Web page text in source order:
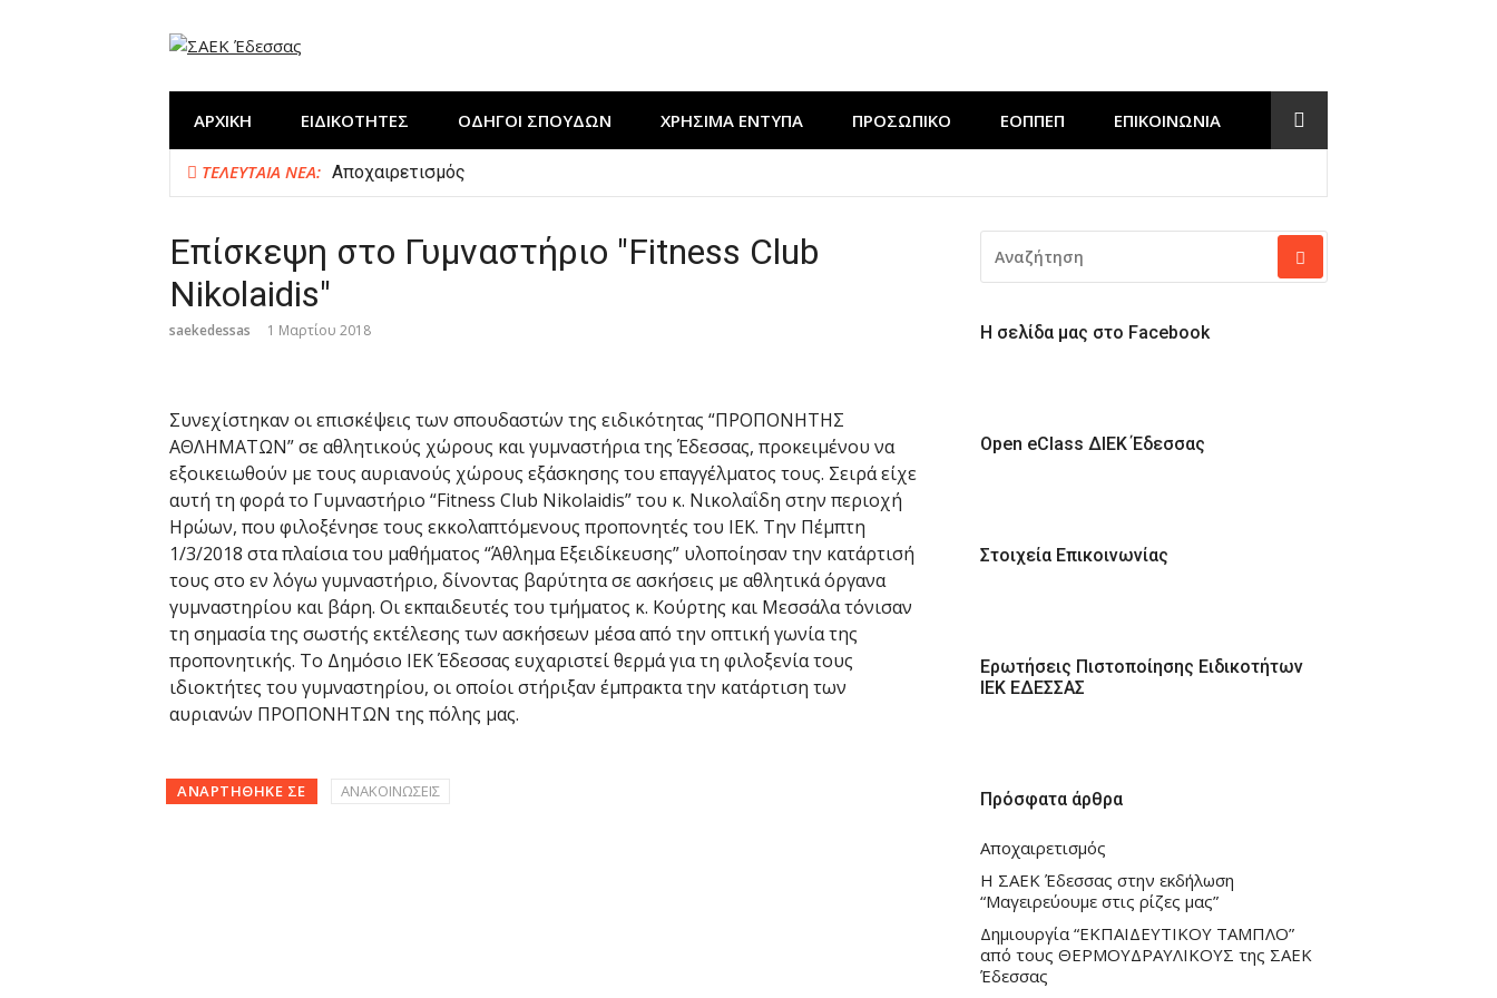
ΑΡΧΙΚΗ ΕΙΔΙΚΟΤΗΤΕΣ ΟΔΗΓΟΙ ΣΠΟΥΔΩΝ ΧΡΉΣΙΜΑ ΈΝΤΥΠΑ ΠΡΟΣΩΠΙΚΟ ΕΟΠΠΕΠ ΕΠΙΚΟΙΝΩΝΊΑ
ΤΕΛΕΥΤΑΊΑ ΝΈΑ: Αποχαιρετισμός
Η ΣΑΕΚ Έδεσσας στην εκδήλωση “Μαγειρεύουμε στις ρίζες μας”
Κλείσιμο χρονιάς με πράξη αγάπης για τους ΚΟΜΜΩΤΕΣ της ΣΑΕΚ Έδεσσας
Επίσκεψη στο Γυμναστήριο "Fitness Club
Nikolaidis"
saekedessas 1 Μαρτίου 2018
Συνεχίστηκαν οι επισκέψεις των σπουδαστών της ειδικότητας “ΠΡΟΠΟΝΗΤΗΣ
ΑΘΛΗΜΑΤΩΝ” σε αθλητικούς χώρους και γυμναστήρια της Έδεσσας, προκειμένου να
εξοικειωθούν με τους αυριανούς χώρους εξάσκησης του επαγγέλματος τους. Σειρά είχε
αυτή τη φορά το Γυμναστήριο “Fitness Club Nikolaidis” του κ. Νικολαΐδη στην περιοχή
Ηρώων, που φιλοξένησε τους εκκολαπτόμενους προπονητές του ΙΕΚ. Την Πέμπτη
1/3/2018 στα πλαίσια του μαθήματος “Άθλημα Εξειδίκευσης” υλοποίησαν την κατάρτισή
τους στο εν λόγω γυμναστήριο, δίνοντας βαρύτητα σε ασκήσεις με αθλητικά όργανα
γυμναστηρίου και βάρη. Οι εκπαιδευτές του τμήματος κ. Κούρτης και Μεσσάλα τόνισαν
τη σημασία της σωστής εκτέλεσης των ασκήσεων μέσα από την οπτική γωνία της
προπονητικής. Το Δημόσιο ΙΕΚ Έδεσσας ευχαριστεί θερμά για τη φιλοξενία τους
ιδιοκτήτες του γυμναστηρίου, οι οποίοι στήριξαν έμπρακτα την κατάρτιση των
αυριανών ΠΡΟΠΟΝΗΤΩΝ της πόλης μας.
ΑΝΑΡΤΉΘΗΚΕ ΣΕ ΑΝΑΚΟΙΝΩΣΕΙΣ
ΓΙΑ:
Η σελίδα μας στο Facebook
Open eClass ΔΙΕΚ Έδεσσας
Στοιχεία Επικοινωνίας
Ερωτήσεις Πιστοποίησης Ειδικοτήτων
ΙΕΚ ΕΔΕΣΣΑΣ
Πρόσφατα άρθρα
Αποχαιρετισμός
Η ΣΑΕΚ Έδεσσας στην εκδήλωση
“Μαγειρεύουμε στις ρίζες μας”
Δημιουργία “ΕΚΠΑΙΔΕΥΤΙΚΟΥ ΤΑΜΠΛΟ”
από τους ΘΕΡΜΟΥΔΡΑΥΛΙΚΟΥΣ της ΣΑΕΚ
Έδεσσας